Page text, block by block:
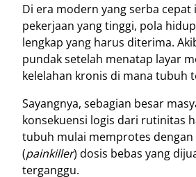
Di era modern yang serba
pekerjaan yang tinggi, pola
lengkap yang harus diterima.
pundak setelah menatap layar
kelelahan kronis di mana tubuh
Sayangnya, sebagian besar
konsekuensi logis dari rutinitas
tubuh mulai memprotes dengan
(painkiller) dosis bebas yang
terganggu.